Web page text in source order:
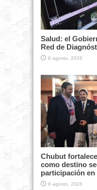
Salud: el
Red de
8 agosto, 2026
Chubut
como destino
participación
8 agosto, 2026